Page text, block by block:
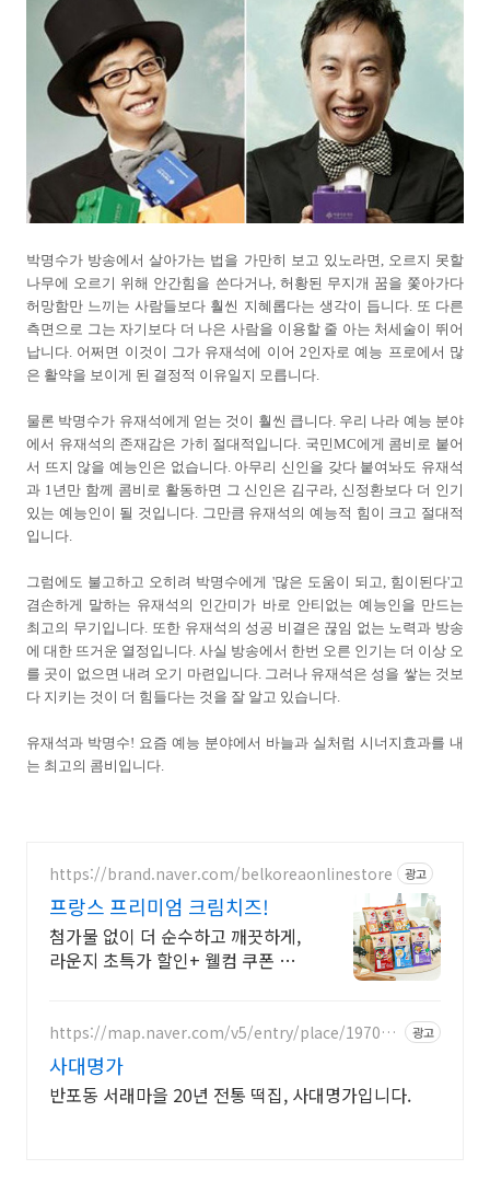
박명수가 방송에서 살아가는 법을 가만히 보고 있노라면, 오르지 못할
나무에 오르기 위해 안간힘을 쓴다거나, 허황된 무지개 꿈을 쫓아가다
허망함만 느끼는 사람들보다 훨씬 지혜롭다는 생각이 듭니다. 또 다른
측면으로 그는 자기보다 더 나은 사람을 이용할 줄 아는 처세술이 뛰어
납니다. 어쩌면 이것이 그가 유재석에 이어 2인자로 예능 프로에서 많
은 활약을 보이게 된 결정적 이유일지 모릅니다.
물론 박명수가 유재석에게 얻는 것이 훨씬 큽니다. 우리 나라 예능 분야
에서 유재석의 존재감은 가히 절대적입니다. 국민MC에게 콤비로 붙어
서 뜨지 않을 예능인은 없습니다. 아무리 신인을 갖다 붙여놔도 유재석
과 1년만 함께 콤비로 활동하면 그 신인은 김구라, 신정환보다 더 인기
있는 예능인이 될 것입니다. 그만큼 유재석의 예능적 힘이 크고 절대적
입니다.
그럼에도 불고하고 오히려 박명수에게 '많은 도움이 되고, 힘이된다'고
겸손하게 말하는 유재석의 인간미가 바로 안티없는 예능인을 만드는
최고의 무기입니다. 또한 유재석의 성공 비결은 끊임 없는 노력과 방송
에 대한 뜨거운 열정입니다. 사실 방송에서 한번 오른 인기는 더 이상 오
를 곳이 없으면 내려 오기 마련입니다. 그러나 유재석은 성을 쌓는 것보
다 지키는 것이 더 힘들다는 것을 잘 알고 있습니다.
유재석과 박명수! 요즘 예능 분야에서 바늘과 실처럼 시너지효과를 내
는 최고의 콤비입니다.
https://brand.naver.com/belkoreaonlinestore 광고
프랑스 프리미엄 크림치즈!
첨가물 없이 더 순수하고 깨끗하게,
라운지 초특가 할인+ 웰컴 쿠폰 지
https://map.naver.com/v5/entry/place/197086
광고
사대명가
반포동 서래마을 20년 전통 떡집, 사대명가입니다.